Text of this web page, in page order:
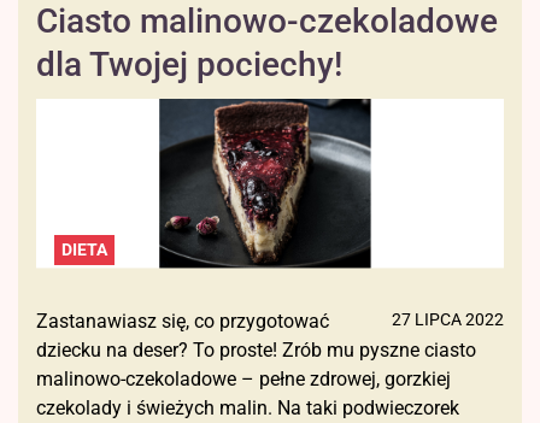
Ciasto malinowo-czekoladowe
dla Twojej pociechy!
DIETA
27 LIPCA 2022
Zastanawiasz się, co przygotować
dziecku na deser? To proste! Zrób mu pyszne ciasto
malinowo-czekoladowe – pełne zdrowej, gorzkiej
czekolady i świeżych malin. Na taki podwieczorek